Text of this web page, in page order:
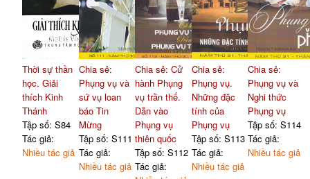
Thời sự thần
học. Giải
thích Kinh
Thánh
Tập số: S84
Tác giả:
Nhiều tác giả
Chia sẻ:
Phụng vụ và
sứ vụ loan
báo Tin
Mừng
Tập số: S111
Tác giả:
Nhiều tác giả
Chia sẻ: Cử
hành Phụng
vụ trần thế.
Dẫn vào
Phụng vụ
thiên quốc
Tập số: S112
Tác giả:
Chia sẻ:
Phụng vụ.
Những đặc
tính của
Phụng vụ
Tập số: S113
Tác giả:
Nhiều tác giả
Chia sẻ:
Phụng vụ và
Nghi thức
Phụng vụ
Tập số: S114
Tác giả:
Nhiều tác giả